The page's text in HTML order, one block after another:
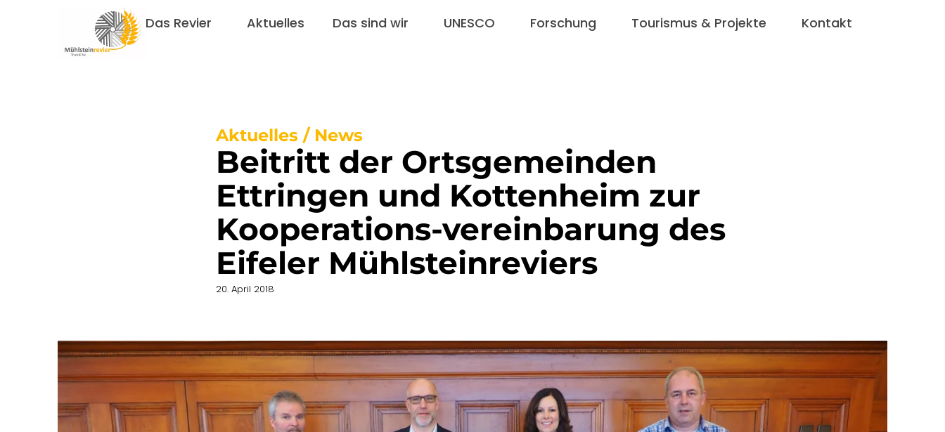
Das Revier Aktuelles Das sind wir UNESCO Forschung Tourismus & Projekte Kontakt
Aktuelles / News
Beitritt der Ortsgemeinden
Ettringen und Kottenheim zur
Kooperations-vereinbarung des
Eifeler Mühlsteinreviers
20. April 2018